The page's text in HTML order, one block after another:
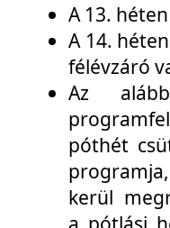
A 13.
A 14.
félévzáró
Az
póthét
kerül